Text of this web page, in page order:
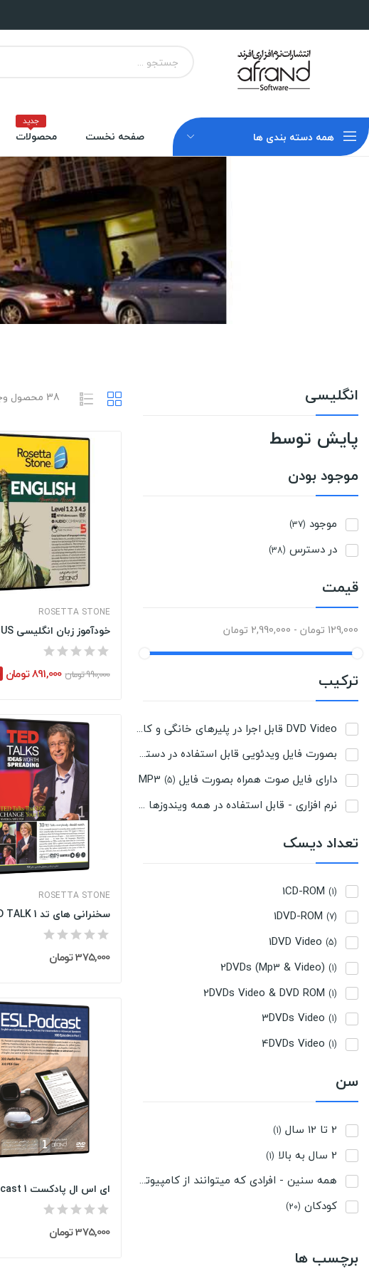
همه دسته بندی ها صفحه نخست محصولات
جدید
انگلیسی
پایش توسط
موجود بودن
موجود (37)
در دسترس (38)
قیمت
129,000 تومان - 2,990,000 تومان
ترکیب
DVD Video قابل اجرا در پلیرهای خانگی و کامپیوتر
بصورت فایل ویدئویی قابل استفاده در دستگاه های پخش DVD و در کامپیوتر
دارای فایل صوت همراه بصورت فایل MP3 (5)
نرم افزاری - قابل استفاده در همه ویندوزها - بهمراه فایل صوت همراه بصورت MP3
تعداد دیسک
1CD-ROM (1)
1DVD-ROM (7)
1DVD Video (5)
2DVDs (Mp3 & Video) (1)
2DVDs Video & DVD ROM (1)
3DVDs Video (1)
4DVDs Video (1)
سن
2 تا 12 سال (1)
2 سال به بالا (1)
همه سنین - افرادی که میتوانند از کامپیوتر استفاده نمایند
کودکان (20)
برچسب ها
38 محصول وجود دارد.
ROSETTA STONE
990,000 تومان 891,000 تومان
ROSETTA STONE
سخنرانی های تد TED TALK 1
375,000 تومان
375,000 تومان